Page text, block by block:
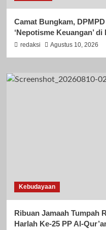
Camat Bungkam,
‘Nepotisme Keuangan’
redaksi Agustus 10, 2026
Kebudayaan
Ribuan Jamaah Tumpah
Harlah Ke-25 PP Al-